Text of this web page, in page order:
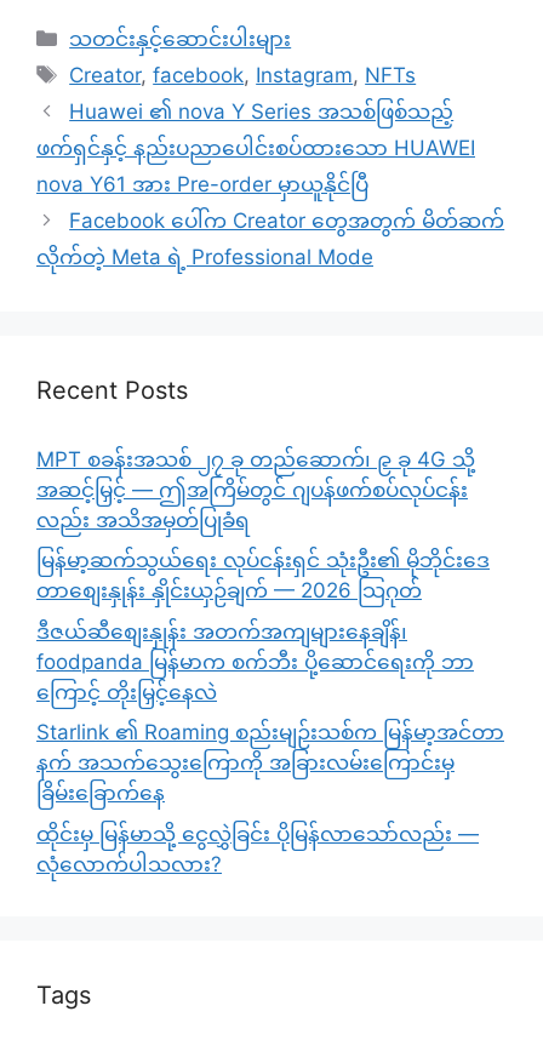
Categories
သတင်းနှင့်ဆောင်းပါးများ
Tags
Creator,facebook, Instagram, NFTs
Huawei ၏ nova Y Series အသစ်ဖြစ်သည့်
ဖက်ရှင်နှင့် နည်းပညာပေါင်းစပ်ထားသော HUAWEI
nova Y61 အား Pre-order မှာယူနိုင်ပြီ
Facebook ပေါ်က Creator တွေအတွက် မိတ်ဆက်
လိုက်တဲ့ Meta ရဲ့ Professional Mode
Recent Posts
MPT စခန်းအသစ် ၂၇ ခု တည်ဆောက်၊ ၉ ခု 4G သို့
အဆင့်မြှင့် — ဤအကြိမ်တွင် ဂျပန်ဖက်စပ်လုပ်ငန်း
လည်း အသိအမှတ်ပြုခံရ
မြန်မာ့ဆက်သွယ်ရေး လုပ်ငန်းရှင် သုံးဦး၏ မိုဘိုင်းဒေ
တာစျေးနှုန်း နှိုင်းယှဉ်ချက် — 2026 သြဂုတ်
ဒီဇယ်ဆီစျေးနှုန်း အတက်အကျများနေချိန်၊
foodpanda မြန်မာက စက်ဘီး ပို့ဆောင်ရေးကို ဘာ
ကြောင့် တိုးမြှင့်နေလဲ
Starlink ၏ Roaming စည်းမျဉ်းသစ်က မြန်မာ့အင်တာ
နက် အသက်သွေးကြောကို အခြားလမ်းကြောင်းမှ
ခြိမ်းခြောက်နေ
ထိုင်းမှ မြန်မာသို့ ငွေလွှဲခြင်း ပိုမြန်လာသော်လည်း —
လုံလောက်ပါသလား?
Tags